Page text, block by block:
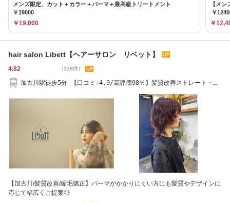
メンズ限定、カット＋カラー＋パーマ＋最高級トリートメント
￥19000
￥19,000
【メ
￥
￥
hair salon Libett【ヘアーサロン リベット】
4.82 （118件）
加古川駅徒歩5分 【口コミ☆4.9/高評価98％】髪質改善ストレート・カ
【加古川/髪質改善/縮毛矯正】パーマがかかりにくい方にも髪質やデザインに
応じて幅広くご提案◎